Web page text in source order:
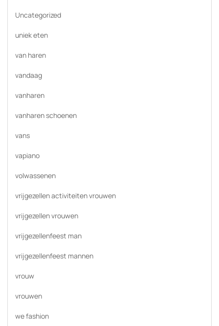
Uncategorized
uniek eten
van haren
vandaag
vanharen
vanharen schoenen
vans
vapiano
volwassenen
vrijgezellen activiteiten vrouwen
vrijgezellen vrouwen
vrijgezellenfeest man
vrijgezellenfeest mannen
vrouw
vrouwen
we fashion